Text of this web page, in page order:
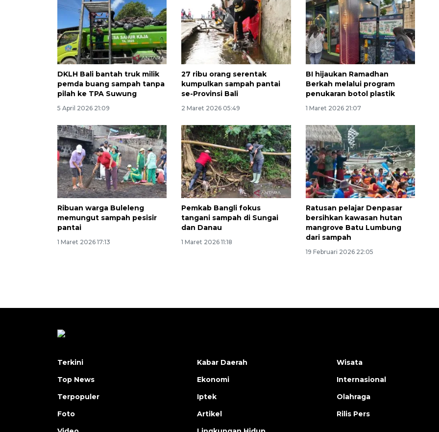
DKLH Bali bantah truk milik
pemda buang sampah tanpa
pilah ke TPA Suwung
5 April 2026 21:09
27 ribu orang serentak
kumpulkan sampah pantai
se-Provinsi Bali
2 Maret 2026 05:49
BI hijaukan Ramadhan
Berkah melalui program
penukaran botol plastik
1 Maret 2026 21:07
Ribuan warga Buleleng
memungut sampah pesisir
pantai
1 Maret 2026 17:13
Pemkab Bangli fokus
tangani sampah di Sungai
dan Danau
1 Maret 2026 11:18
Ratusan pelajar Denpasar
bersihkan kawasan hutan
mangrove Batu Lumbung
dari sampah
19 Februari 2026 22:05
Layanan haji Indonesia
semakin memuaskan
2026-08-08 15:00:00
Terkini
Top News
Terpopuler
Foto
Kabar Daerah
Ekonomi
Iptek
Artikel
Wisata
Internasional
Olahraga
Rilis Pers